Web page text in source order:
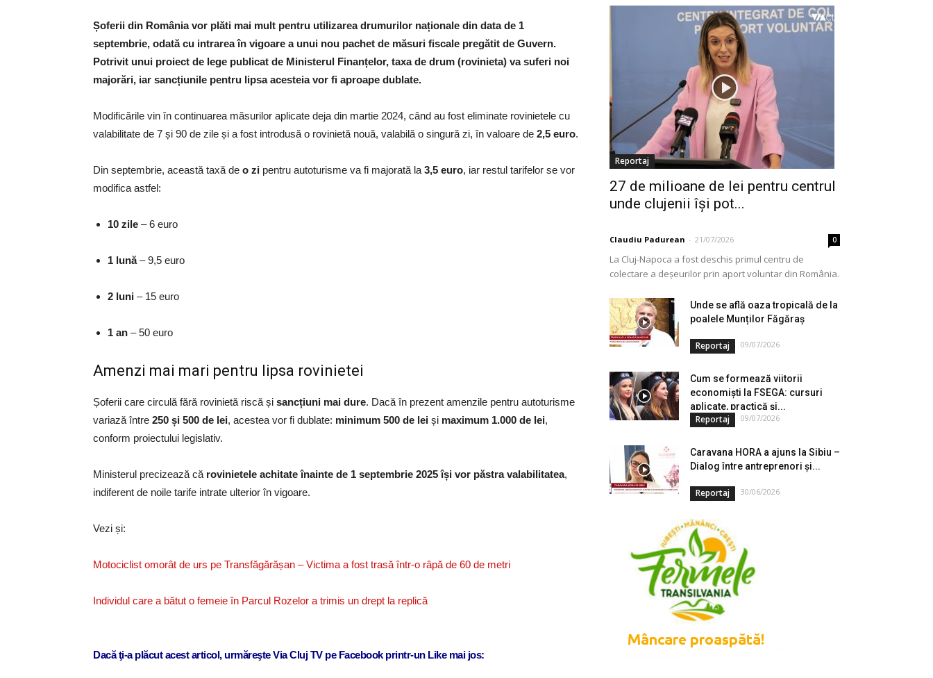
Șoferii din România vor plăti mai mult pentru utilizarea drumurilor naționale din data de 1
septembrie, odată cu intrarea în vigoare a unui nou pachet de măsuri fiscale pregătit de Guvern.
Potrivit unui proiect de lege publicat de Ministerul Finanțelor, taxa de drum (rovinieta) va suferi noi
majorări, iar sancțiunile pentru lipsa acesteia vor fi aproape dublate.
Modificările vin în continuarea măsurilor aplicate deja din martie 2024, când au fost eliminate rovinietele cu
valabilitate de 7 și 90 de zile și a fost introdusă o rovinietă nouă, valabilă o singură zi, în valoare de 2,5 euro.
Din septembrie, această taxă de o zi pentru autoturisme va fi majorată la 3,5 euro, iar restul tarifelor se vor
modifica astfel:
10 zile – 6 euro
1 lună– 9,5 euro
2 luni – 15 euro
1 an – 50 euro
Amenzi mai mari pentru lipsa rovinietei
Șoferii care circulă fără rovinietă riscă și sancțiuni mai dure. Dacă în prezent amenzile pentru autoturisme
variază între 250 și 500 de lei, acestea vor fi dublate: minimum 500 de lei și maximum 1.000 de lei,
conform proiectului legislativ.
Ministerul precizează că rovinietele achitate înainte de 1 septembrie 2025 își vor păstra valabilitatea,
indiferent de noile tarife intrate ulterior în vigoare.
Vezi și:
Motociclist omorât de urs pe Transfăgărășan – Victima a fost trasă într-o râpă de 60 de metri
Individul care a bătut o femeie în Parcul Rozelor a trimis un drept la replică
Dacă ţi-a plăcut acest articol, urmăreşte Via Cluj TV pe Facebook printr-un Like mai jos:
Reportaj
27 de milioane de lei pentru centrul
unde clujenii își pot...
Claudiu Padurean - 21/07/2026 0
La Cluj-Napoca a fost deschis primul centru de
colectare a deșeurilor prin aport voluntar din România.
Unde se află oaza tropicală de la
poalele Munților Făgăraș
Reportaj 09/07/2026
Cum se formează viitorii
economiști la FSEGA: cursuri
aplicate, practică și...
Reportaj 09/07/2026
Caravana HORA a ajuns la Sibiu –
Dialog între antreprenori și...
Reportaj 30/06/2026